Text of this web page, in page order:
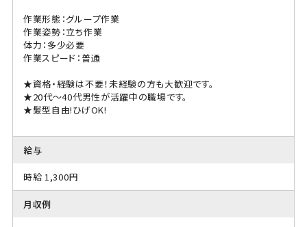
作業形態：グループ作業
作業姿勢：立ち作業
体力：多少必要
作業スピード：普通
★資格・経験は不要！未経験の方も大歓迎です。
★20代〜40代男性が活躍中の職場です。
★髪型自由!ひげOK!
給与
時給 1,300円
月収例